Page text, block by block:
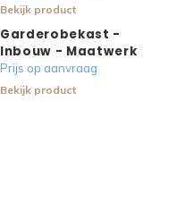
Bekijk product
Garderobekast -
Inbouw - Maatwerk
Prijs op aanvraag
Bekijk product